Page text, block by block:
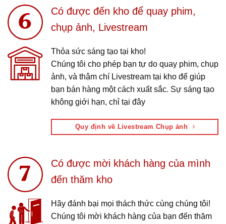
Có được đến kho để quay phim,
chụp ảnh, Livestream
Thỏa sức sáng tạo tại kho!
Chúng tôi cho phép bạn tự do quay phim, chụp
ảnh, và thậm chí Livestream tại kho để giúp
bạn bán hàng một cách xuất sắc. Sự sáng tạo
không giới hạn, chỉ tại đây
Quy định về Livestream Chụp ảnh
Có được mời khách hàng của mình
đến thăm kho
Hãy đánh bại mọi thách thức cùng chúng tôi!
Chúng tôi mời khách hàng của bạn đến thăm